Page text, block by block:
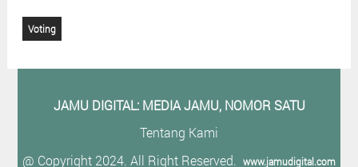
JAMU DIGITAL: MEDIA JAMU, NOMOR SATU
Tentang Kami
@ Copyright 2024. All Right Reserved.
www.jamudigital.com